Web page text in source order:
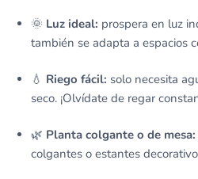
🌞 Luz ideal: prospera en luz
también se adapta a espacios
💧 Riego fácil: solo necesita
seco. ¡Olvídate de regar
🌿 Planta colgante o de mesa:
colgantes o estantes